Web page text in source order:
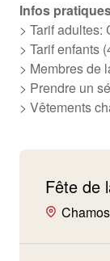
Infos
> Tarif adultes:
> Tarif enfants
> Membres de
> Prendre un
> Vêtements
Fête de